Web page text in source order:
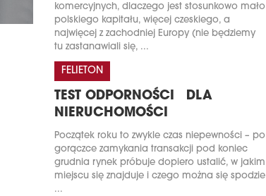
komercyjnych, dlaczego jest stosunkowo mało
polskiego kapitału, więcej czeskiego, a
najwięcej z zachodniej Europy (nie będziemy
tu zastanawiali się, ...
FELIETON
TEST ODPORNOŚCI DLA
NIERUCHOMOŚCI
Początek roku to zwykle czas niepewności – po
gorączce zamykania transakcji pod koniec
grudnia rynek próbuje dopiero ustalić, w jakim
miejscu się znajduje i czego można się spodzie
...